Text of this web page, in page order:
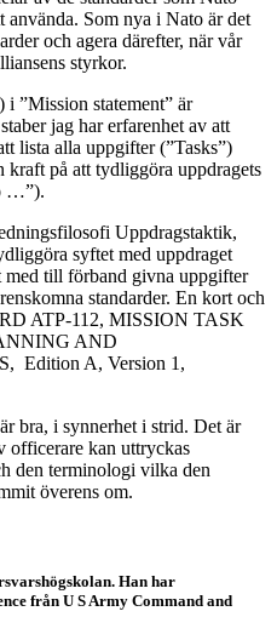
använda. Som nya i Nato är det
och agera därefter, när vår
styrkor.
”Mission statement” är
jag har erfarenhet av att
lista alla uppgifter (”Tasks”)
kraft på att tydliggöra uppdragets
…”).
Uppdragstaktik,
syftet med uppdraget
med till förband givna uppgifter
standarder. En kort och
ATP-112, MISSION TASK
AND
Edition A, Version 1,
bra, i synnerhet i strid. Det är
officerare kan uttryckas
den terminologi vilka den
överens om.
Han har
från U S Army Command and